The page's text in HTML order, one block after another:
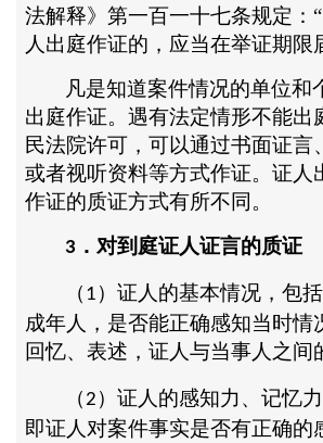
法解释》第一百一十七条规定：
人出庭作证的，应当在举证期限
凡是知道案件情况的单位和
出庭作证。遇有法定情形不能出
民法院许可，可以通过书面证言
或者视听资料等方式作证。证人
作证的质证方式有所不同。
3 ．对到庭证人证言的质证
（ 1 ）证人的基本情况，包
成年人，是否能正确感知当时情
回忆、表述，证人与当事人之间
（2 ）证人的感知力、记忆
即证人对案件事实是否有正确的